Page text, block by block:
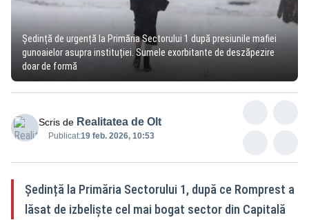
Ședință de urgență la Primăria Sectorului 1 după presiunile mafiei
gunoaielor asupra instituției. Sumele exorbitante de deszăpezire
doar de formă
Scris de Realitatea de Olt
Publicat:19 feb. 2026, 10:53
Ședință la Primăria Sectorului 1, după ce Romprest a
lăsat de izbeliște cel mai bogat sector din Capitală